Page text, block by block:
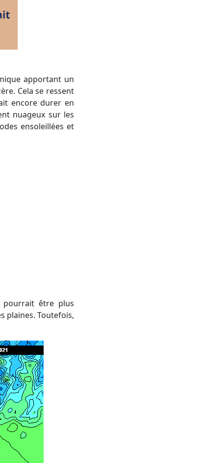
Cela se ressent
encore durer en
nuageux sur les
ensoleillées et
plaines. Toutefois,